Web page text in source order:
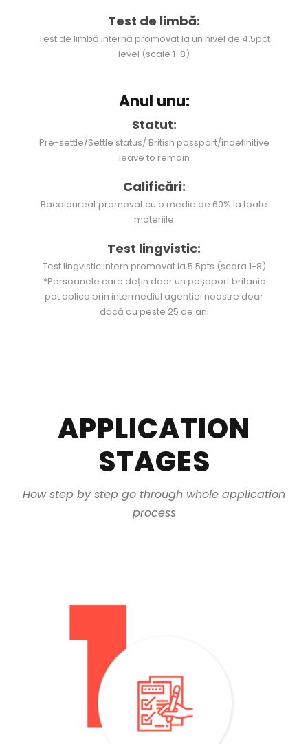
Test de limbă:
Test de limbă internă promovat la un nivel de 4.5pct
level (scale 1-8)
Anul unu:
Statut:
Pre-settle/Settle status/ British passport/indefinitive
leave to remain
Calificări:
Bacalaureat promovat cu o medie de 60% la toate
materiile
Test lingvistic:
Test lingvistic intern promovat la 5.5pts (scara 1-8)
*Persoanele care dețin doar un pașaport britanic
pot aplica prin intermediul agenției noastre doar
dacă au peste 25 de ani
APPLICATION
STAGES
How step by step go through whole application
process
– You can send the documents directly through our